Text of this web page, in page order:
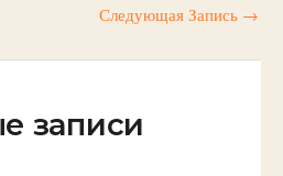
Следующая Запись →
записи